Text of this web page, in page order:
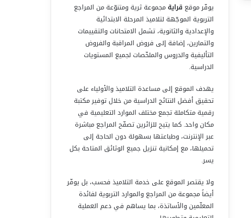
يوفّر موقع قرايةمجموعة ثرية ومتنوّعة من المراجع
التربوية الموجّهة لتلاميذ المرحلة الابتدائية
والإعدادية والثانوية، تشمل الامتحانات والتقييمات
والتمارين، إضافة إلى فروض المراقبة والفروض
التأليفية والدروس والملخّصات لجميع المستويات
الدراسية.
يهدف الموقع إلى مساعدة التلاميذ والأولياء على
تحقيق أفضل النتائج الدراسية من خلال توفير مكتبة
رقمية متكاملة تجمع مختلف الموارد التعليمية في
مكان واحد. كما يتيح للزائرين تصفّح المراجع مباشرة
عبر الإنترنت، وطباعتها بسهولة دون الحاجة إلى
تحميلها، مع إمكانية تنزيل جميع الوثائق المتاحة بكل
يسر.
ولا يقتصر الموقع على خدمة التلاميذ فحسب، بل يوفّر
أيضاً مجموعة من المراجع والموارد التربوية لفائدة
المعلّمين والأساتذة، بما يساهم في دعم العملية